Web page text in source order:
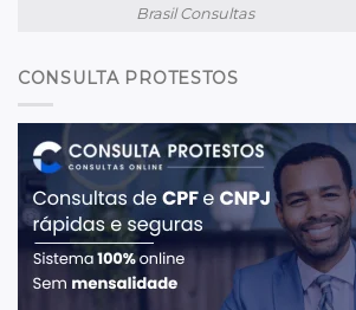
Brasil Consultas
CONSULTA PROTESTOS